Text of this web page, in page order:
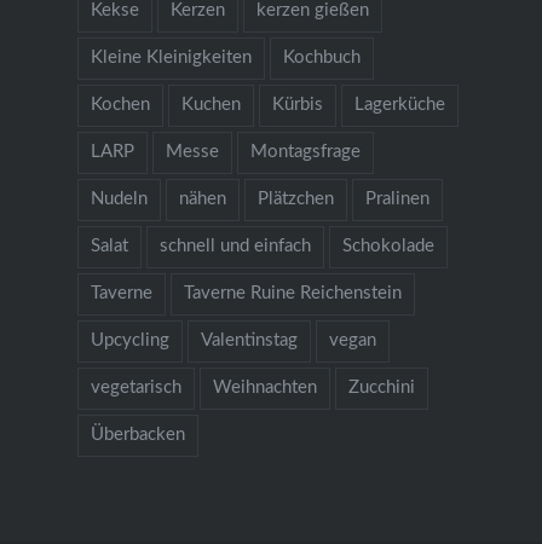
Kekse Kerzen kerzen gießen
Kleine Kleinigkeiten Kochbuch
Kochen Kuchen Kürbis Lagerküche
LARP Messe Montagsfrage
Nudeln nähen Plätzchen Pralinen
Salat schnell und einfach Schokolade
Taverne Taverne Ruine Reichenstein
Upcycling Valentinstag vegan
vegetarisch Weihnachten Zucchini
Überbacken